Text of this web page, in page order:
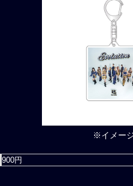
※イメー
900円